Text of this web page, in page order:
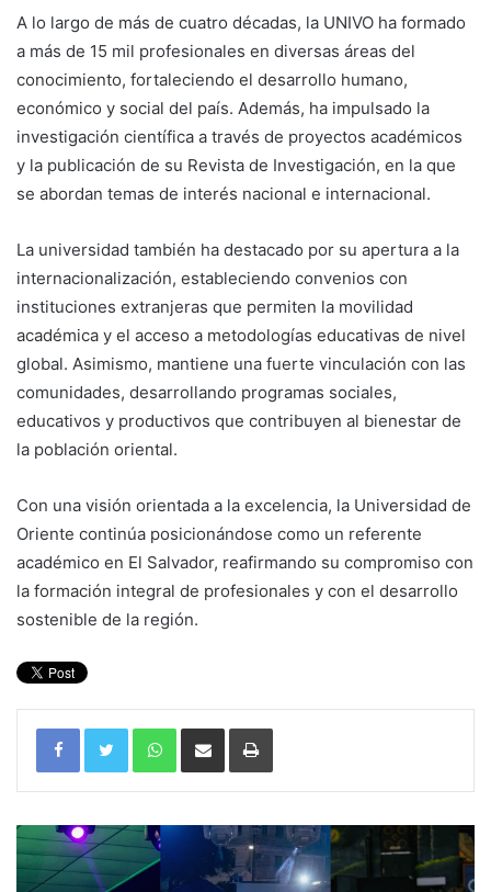
A lo largo de más de cuatro décadas, la UNIVO ha formado
a más de 15 mil profesionales en diversas áreas del
conocimiento, fortaleciendo el desarrollo humano,
económico y social del país. Además, ha impulsado la
investigación científica a través de proyectos académicos
y la publicación de su Revista de Investigación, en la que
se abordan temas de interés nacional e internacional.
La universidad también ha destacado por su apertura a la
internacionalización, estableciendo convenios con
instituciones extranjeras que permiten la movilidad
académica y el acceso a metodologías educativas de nivel
global. Asimismo, mantiene una fuerte vinculación con las
comunidades, desarrollando programas sociales,
educativos y productivos que contribuyen al bienestar de
la población oriental.
Con una visión orientada a la excelencia, la Universidad de
Oriente continúa posicionándose como un referente
académico en El Salvador, reafirmando su compromiso con
la formación integral de profesionales y con el desarrollo
sostenible de la región.
WhatsAppCompartir por correo electrónicoImprimir